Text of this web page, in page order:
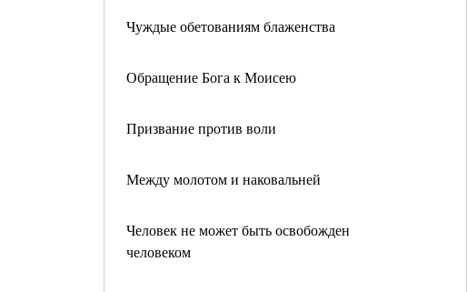
Чуждые обетованиям блаженства
Обращение Бога к Моисею
Призвание против воли
Между молотом и наковальней
Человек не может быть освобожден
человеком